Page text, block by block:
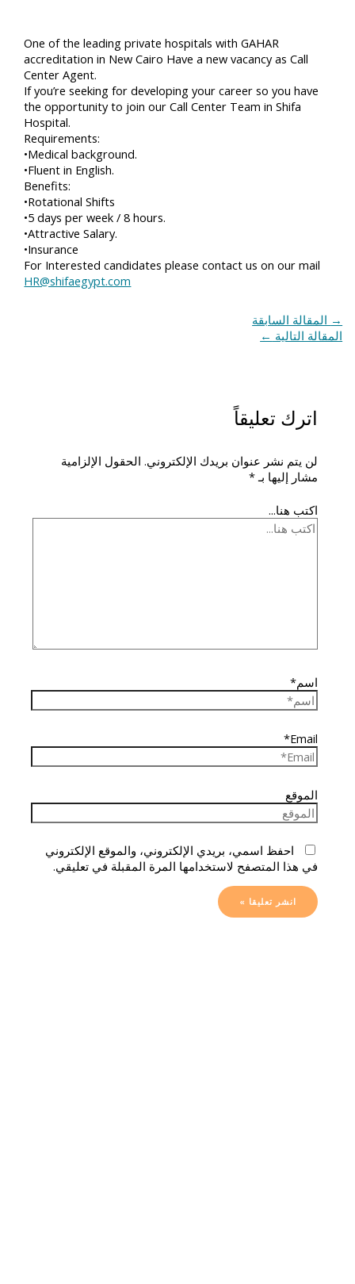
One of the leading private hospitals with GAHAR
accreditation in New Cairo Have a new vacancy as Call
Center Agent.
If you’re seeking for developing your career so you have
the opportunity to join our Call Center Team in Shifa
Hospital.
Requirements:
•Medical background.
•Fluent in English.
Benefits:
•Rotational Shifts
•5 days per week / 8 hours.
•Attractive Salary.
•Insurance
For Interested candidates please contact us on our mail
HR@shifaegypt.com
→ المقالة السابقة
المقالة التالية ←
اترك تعليقاً
لن يتم نشر عنوان بريدك الإلكتروني. الحقول الإلزامية
مشار إليها بـ*
اكتب هنا...
اسم*
Email*
الموقع
احفظ اسمي، بريدي الإلكتروني، والموقع الإلكتروني
في هذا المتصفح لاستخدامها المرة المقبلة في تعليقي.